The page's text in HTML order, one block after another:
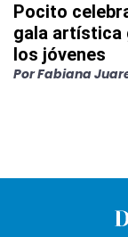
Pocito
gala artística
los jóvenes
PorFabiana